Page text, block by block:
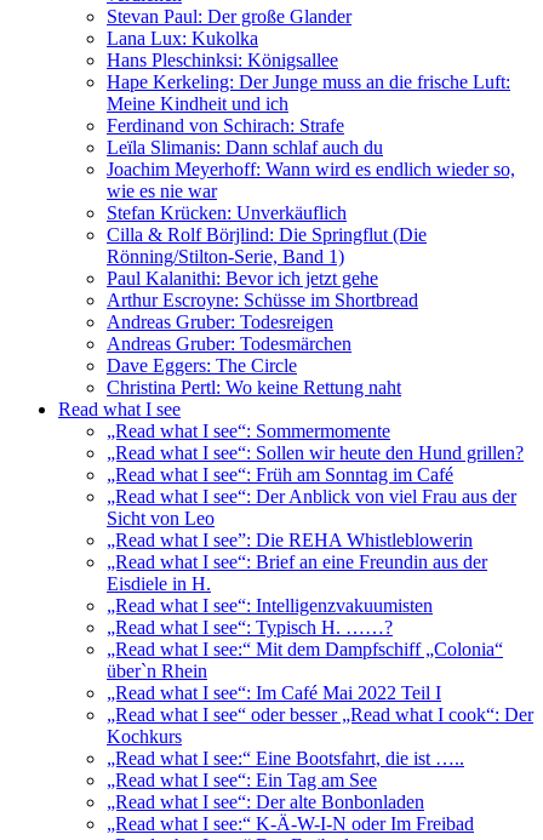
Stevan Paul: Der große Glander
Lana Lux: Kukolka
Hans Pleschinksi: Königsallee
Hape Kerkeling: Der Junge muss an die frische Luft:
Meine Kindheit und ich
Ferdinand von Schirach: Strafe
Leïla Slimanis: Dann schlaf auch du
Joachim Meyerhoff: Wann wird es endlich wieder so,
wie es nie war
Stefan Krücken: Unverkäuflich
Cilla & Rolf Börjlind: Die Springflut (Die
Rönning/Stilton-Serie, Band 1)
Paul Kalanithi: Bevor ich jetzt gehe
Arthur Escroyne: Schüsse im Shortbread
Andreas Gruber: Todesreigen
Andreas Gruber: Todesmärchen
Dave Eggers: The Circle
Christina Pertl: Wo keine Rettung naht
Read what I see
„Read what I see“: Sommermomente
„Read what I see“: Sollen wir heute den Hund grillen?
„Read what I see“: Früh am Sonntag im Café
„Read what I see“: Der Anblick von viel Frau aus der
Sicht von Leo
„Read what I see”: Die REHA Whistleblowerin
„Read what I see“: Brief an eine Freundin aus der
Eisdiele in H.
„Read what I see“: Intelligenzvakuumisten
„Read what I see“: Typisch H. ……?
„Read what I see:“ Mit dem Dampfschiff „Colonia“
über`n Rhein
„Read what I see“: Im Café Mai 2022 Teil I
„Read what I see“ oder besser „Read what I cook“: Der
Kochkurs
„Read what I see:“ Eine Bootsfahrt, die ist …..
„Read what I see“: Ein Tag am See
„Read what I see“: Der alte Bonbonladen
„Read what I see:“ K-Ä-W-I-N oder Im Freibad